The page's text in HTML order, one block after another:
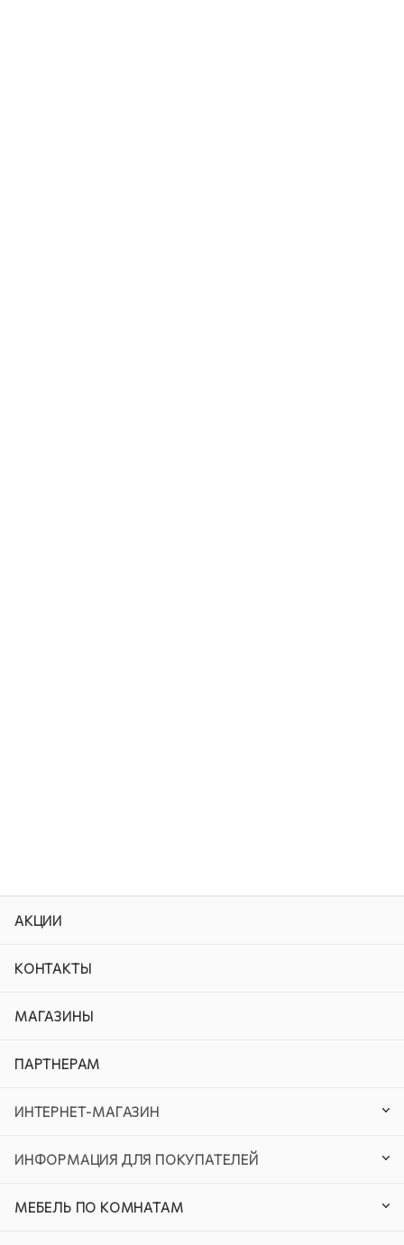
АКЦИИ
КОНТАКТЫ
МАГАЗИНЫ
ПАРТНЕРАМ
ИНТЕРНЕТ-МАГАЗИН
ИНФОРМАЦИЯ ДЛЯ ПОКУПАТЕЛЕЙ
МЕБЕЛЬ ПО КОМНАТАМ